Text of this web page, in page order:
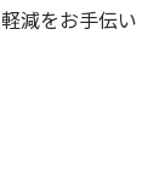
減をお手伝い